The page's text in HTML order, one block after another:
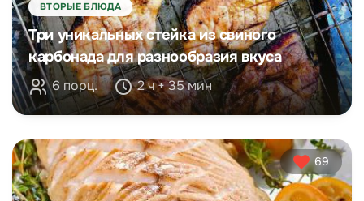
ВТОРЫЕ БЛЮДА
Три уникальных стейка из свиного
карбонада для разнообразия вкуса
6 порц. 2 ч + 35 мин
69